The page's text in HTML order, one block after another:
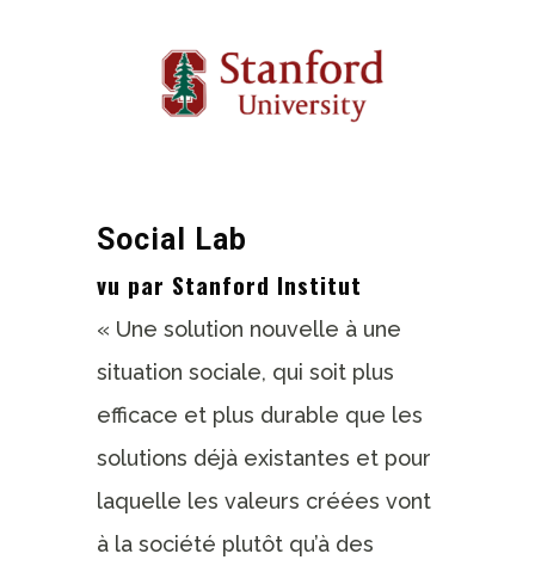
Social Lab
vu par Stanford Institut
« Une solution nouvelle à une
situation sociale, qui soit plus
efficace et plus durable que les
solutions déjà existantes et pour
laquelle les valeurs créées vont
à la société plutôt qu’à des